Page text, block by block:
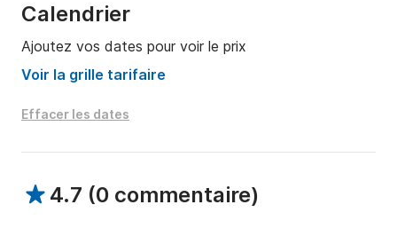
Calendrier
Ajoutez vos dates pour voir le prix
Voir la grille tarifaire
Effacer les dates
4.7 (0 commentaire)